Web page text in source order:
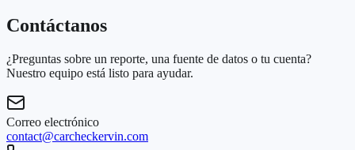
Contáctanos
¿Preguntas sobre un reporte, una fuente de datos o tu cuenta?
Nuestro equipo está listo para ayudar.
Correo electrónico
contact@carcheckervin.com